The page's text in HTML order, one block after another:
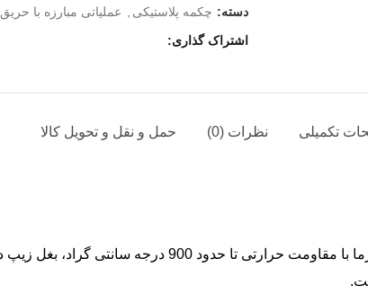
دسته: چکمه پلاستیکی عملیاتی مبارزه با حریق
اشتراک گذاری
تکمیلی نظرات (0) حمل و نقل و تحویل کالا
بغل زیپ دار و پنجه فولادی – ساخت تایوان